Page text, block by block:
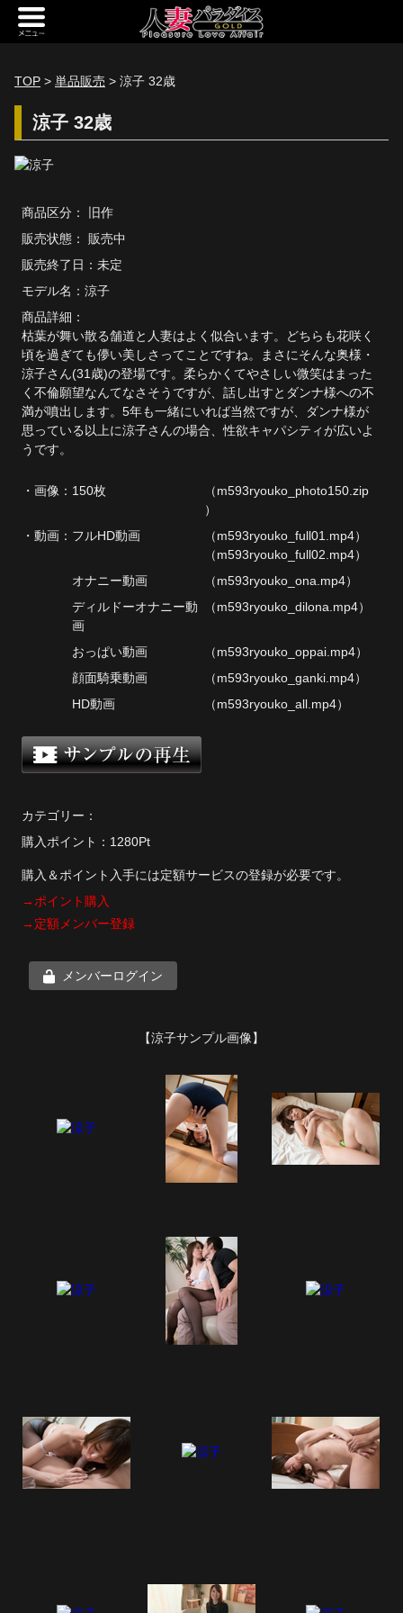
トップページ
[定額] 人妻楽園ギャラリー
[定額] 期間限定ギャラリー
[定額] 継続1カ月ギャラリー
[定額] 継続3カ月ギャラリー
[定額] 継続6カ月ギャラリー
定額奥様一覧
単品販売
TOP > 単品販売 > 涼子 32歳
涼子 32歳
商品区分： 旧作
販売状態： 販売中
販売終了日：未定
モデル名： 涼子
商品詳細：
枯葉が舞い散る舗道と人妻はよく似合います。どちらも花咲く
頃を過ぎても儚い美しさってことですね。まさにそんな奥様・
涼子さん(31歳)の登場です。柔らかくてやさしい微笑はまった
く不倫願望なんてなさそうですが、話し出すとダンナ様への不
満が噴出します。5年も一緒にいれば当然ですが、ダンナ様が
思っている以上に涼子さんの場合、性欲キャパシティが広いよ
うです。
・画像： 150枚
（m593ryouko_photo150.zip
）
・動画： フルHD動画
（m593ryouko_full01.mp4）
（m593ryouko_full02.mp4）
オナニー動画
（m593ryouko_ona.mp4）
ディルドーオナニー動
画
（m593ryouko_dilona.mp4）
おっぱい動画
（m593ryouko_oppai.mp4）
顔面騎乗動画
（m593ryouko_ganki.mp4）
HD動画
（m593ryouko_all.mp4）
カテゴリー：
購入ポイント：1280Pt
購入＆ポイント入手には定額サービスの登録が必要です。
→ポイント購入
→定額メンバー登録
メンバーログイン
【涼子サンプル画像】